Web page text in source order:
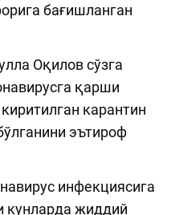
бағишланган
Оқилов сўзга
қарши
карантин
эътироф
инфекциясига
кунларда жиддий